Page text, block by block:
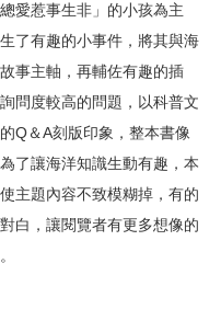
愛惹事生非」的小孩為主
了有趣的小事件，將其與海
事主軸，再輔佐有趣的插
問度較高的問題，以科普文
Q＆A刻版印象，整本書像
了讓海洋知識生動有趣，本
主題內容不致模糊掉，有的
白，讓閱覽者有更多想像的